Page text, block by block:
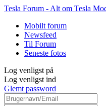
Tesla Forum - Alt om Tesla
Mobilt forum
Newsfeed
Til Forum
Seneste fotos
Log venligst på
Log venligst ind
Glemt password